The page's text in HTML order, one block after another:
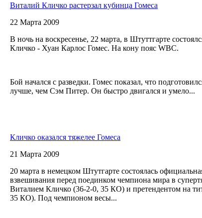
Виталий Кличко растерзал кубинца Гомеса
22 Марта 2009
В ночь на воскресенье, 22 марта, в Штуттгарте
Кличко - Хуан Карлос Гомес. На кону пояс WBC.
Бой начался с разведки. Гомес показал, что
лучше, чем Сэм Питер. Он быстро двигался и умело...
Кличко оказался тяжелее Гомеса
21 Марта 2009
20 марта в немецком Штутгарте состоялась
взвешивания перед поединком чемпиона мира в
Виталием Кличко (36-2-0, 35 КО) и претендентом на
35 КО). Под чемпионом весы...